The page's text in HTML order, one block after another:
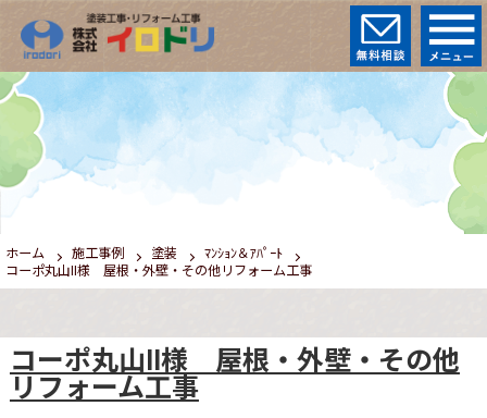
ホーム 施工事例 塗装
ﾏﾝｼｮﾝ＆ｱﾊﾟｰﾄ
コーポ丸山Ⅱ様 屋根・外壁・その他リフォーム工事
コーポ丸山Ⅱ様 屋根・外壁・その他
リフォーム工事